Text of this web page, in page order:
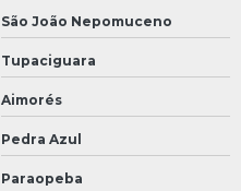
São João Nepomuceno
Tupaciguara
Aimorés
Pedra Azul
Paraopeba